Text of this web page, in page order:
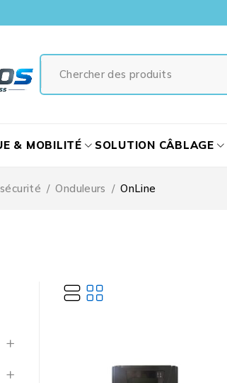
& MOBILITÉ SOLUTION CÂBLAGE
/ Onduleurs / OnLine